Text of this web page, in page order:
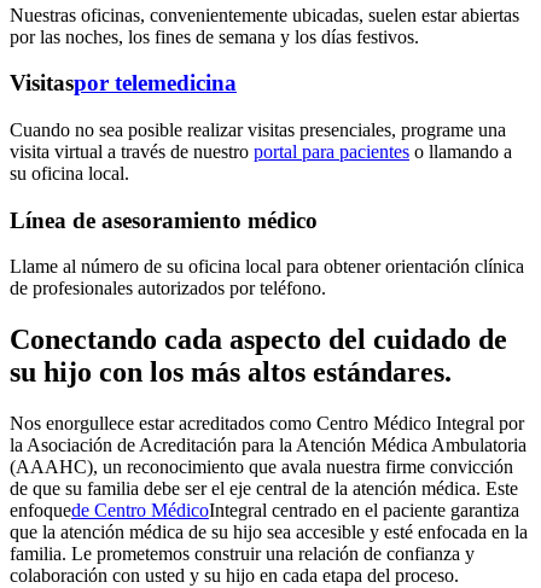
Nuestras oficinas, convenientemente ubicadas, suelen estar abiertas
por las noches, los fines de semana y los días festivos.
Visitaspor telemedicina
Cuando no sea posible realizar visitas presenciales, programe una
visita virtual a través de nuestro portal para pacientes o llamando a
su oficina local.
Línea de asesoramiento médico
Llame al número de su oficina local para obtener orientación clínica
de profesionales autorizados por teléfono.
Conectando cada aspecto del cuidado de
su hijo con los más altos estándares.
Nos enorgullece estar acreditados como Centro Médico Integral por
la Asociación de Acreditación para la Atención Médica Ambulatoria
(AAAHC), un reconocimiento que avala nuestra firme convicción
de que su familia debe ser el eje central de la atención médica. Este
enfoquede Centro MédicoIntegral centrado en el paciente garantiza
que la atención médica de su hijo sea accesible y esté enfocada en la
familia. Le prometemos construir una relación de confianza y
colaboración con usted y su hijo en cada etapa del proceso.